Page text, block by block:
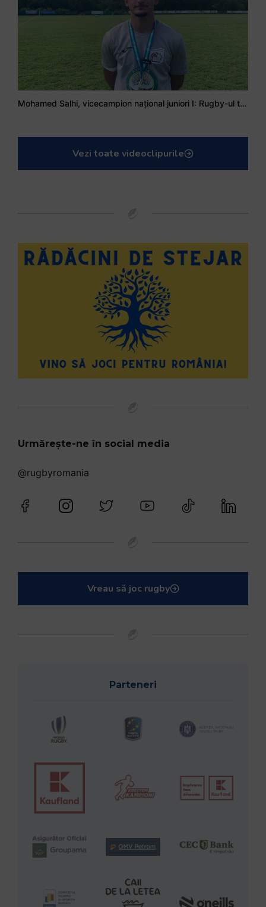
Mohamed Salhi, vicecampion național juniori I: Rugby-ul te învață să accepți și înfrângerile
Vezi toate videoclipurile
Urmărește-ne în social media
@rugbyromania
Vreau să joc rugby
Parteneri